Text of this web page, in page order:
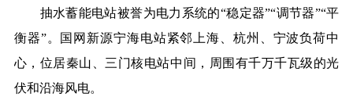
抽水蓄能电站被誉为电力系统的“稳定器”“调节器”“平
衡器”。 国网新源宁海电站紧邻上海、杭州、宁波负荷中
心，位居秦山、三门核电站中间，周围有千万千瓦级的光
伏和沿海风电。